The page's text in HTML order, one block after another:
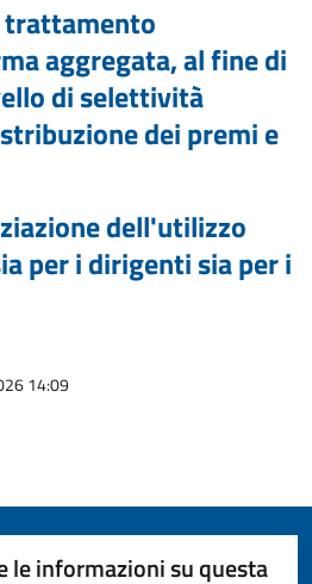
trattamento
aggregata, al fine di
di selettività
dei premi e
dell'utilizzo
per i dirigenti sia per i
14:09
le informazioni su questa